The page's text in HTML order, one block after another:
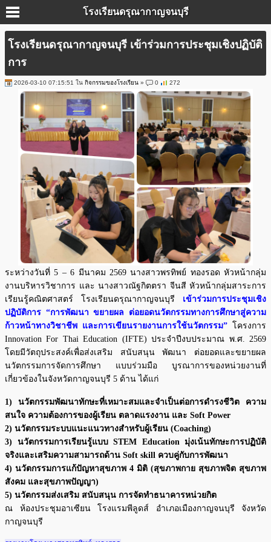
โรงเรียนดรุณากาญจนบุรี
โรงเรียนดรุณากาญจนบุรี เข้าร่วมการประชุมเชิงปฏิบัติ
การ
2026-03-10 07:15:51 ใน กิจกรรมของโรงเรียน » 0 272
ระหว่างวันที่ 5 – 6 มีนาคม 2569 นางสาวพรทิพย์ ทองรอด หัวหน้ากลุ่ม
งานบริหารวิชาการ และ นางสาวณัฐกิตตรา จีนสี หัวหน้ากลุ่มสาระการ
เรียนรู้คณิตศาสตร์ โรงเรียนดรุณากาญจนบุรี เข้าร่วมการประชุมเชิง
ปฏิบัติการ “การพัฒนา ขยายผล ต่อยอดนวัตกรรมทางการศึกษาสู่ความ
ก้าวหน้าทางวิชาชีพ และการเขียนรายงานการใช้นวัตกรรม” โครงการ
Innovation For Thai Education (IFTE) ประจำปีงบประมาณ พ.ศ. 2569
โดยมีวัตถุประสงค์เพื่อส่งเสริม สนับสนุน พัฒนา ต่อยอดและขยายผล
นวัตกรรมการจัดการศึกษา แบบร่วมมือ บูรณาการของหน่วยงานที่
เกี่ยวข้องในจังหวัดกาญจนบุรี 5 ด้าน ได้แก่
1) นวัตกรรมพัฒนาทักษะที่เหมาะสมและจำเป็นต่อการดำรงชีวิต ความ
สนใจ ความต้องการของผู้เรียน ตลาดแรงงาน และ Soft Power
​​​2) นวัตกรรมระบบแนะแนวทางสำหรับผู้เรียน (Coaching)
​​​3) นวัตกรรมการเรียนรู้แบบ STEM Education มุ่งเน้นทักษะการปฏิบัติ
จริงและเสริมความสามารถด้าน Soft skill ควบคู่กับการพัฒนา
​​​4) นวัตกรรมการแก้ปัญหาสุขภาพ 4 มิติ (สุขภาพกาย สุขภาพจิต สุขภาพ
สังคม และสุขภาพปัญญา)
​​​​5) นวัตกรรมส่งเสริม สนับสนุน การจัดทำธนาคารหน่วยกิต
ณ ห้องประชุมอาเซียน โรงแรมพีลูดส์ อำเภอเมืองกาญจนบุรี จังหวัด
กาญจนบุรี